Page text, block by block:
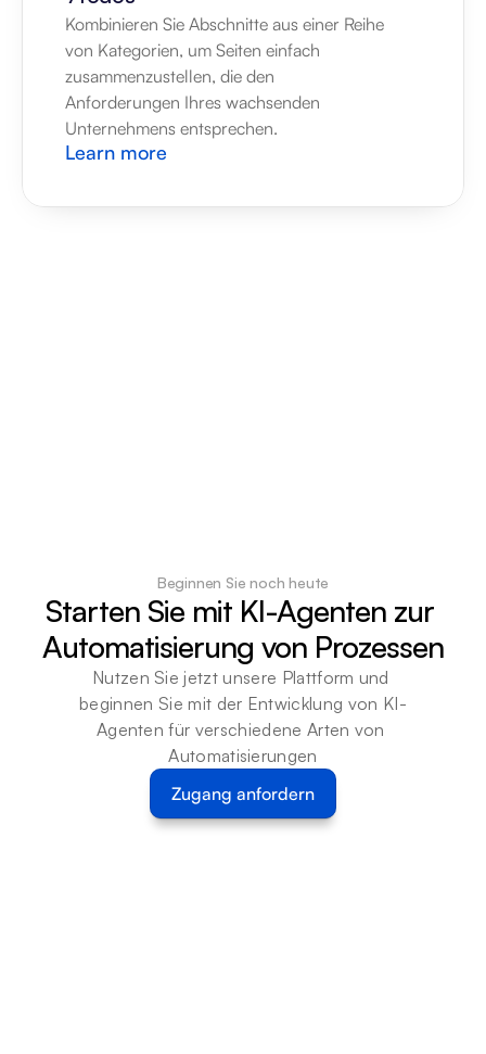
Kombinieren Sie Abschnitte aus einer Reihe
von Kategorien, um Seiten einfach
zusammenzustellen, die den
Anforderungen Ihres wachsenden
Unternehmens entsprechen.
Learn more
Beginnen Sie noch heute
Starten Sie mit KI-Agenten zur
Automatisierung von Prozessen
Nutzen Sie jetzt unsere Plattform und
beginnen Sie mit der Entwicklung von KI-
Agenten für verschiedene Arten von
Automatisierungen
Zugang anfordern